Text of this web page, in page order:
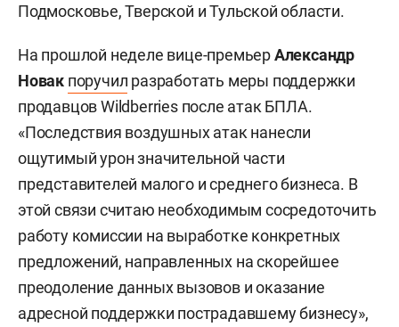
Подмосковье, Тверской и Тульской области.
На прошлой неделе вице-премьерАлександр
Новак поручил разработать меры поддержки
продавцов Wildberries после атак БПЛА.
«Последствия воздушных атак нанесли
ощутимый урон значительной части
представителей малого и среднего бизнеса. В
этой связи считаю необходимым сосредоточить
работу комиссии на выработке конкретных
предложений, направленных на скорейшее
преодоление данных вызовов и оказание
адресной поддержки пострадавшему бизнесу»,